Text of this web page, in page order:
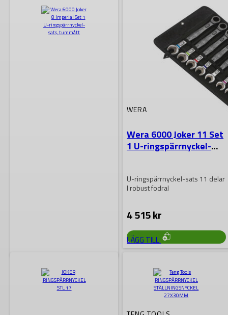
Wera 6000 Joker 8
WERA
Wera 6000 Joker 11 Set
1 U-ringspärrnyckel-
U-ringspärrnyckel-sats 11 delar
I robust fodral
4 515kr
LÄGG TILL